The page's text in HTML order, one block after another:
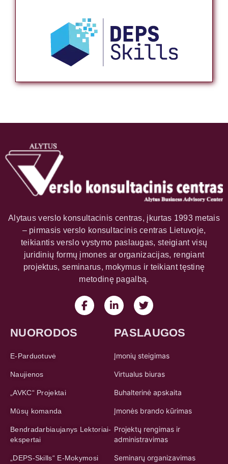
Alytaus verslo konsultacinis centras, įkurtas 1993 metais
– pirmasis verslo konsultacinis centras Lietuvoje,
teikiantis verslo vystymo paslaugas, steigiant visų
juridinių formų įmones ar organizacijas, rengiant
projektus, seminarus, mokymus ir teikiant tęstinę
metodinę pagalbą.
NUORODOS
E-Parduotuvė
Naujienos
„AVKC“ Projektai
Mūsų komanda
Bendradarbiaujanys Lektoriai-
ekspertai
„DEPS-Skills“ E-Mokymosi
PASLAUGOS
Įmonių steigimas
Virtualus biuras
Buhalterinė apskaita
Įmonės brando kūrimas
Projektų rengimas ir
administravimas
Seminarų organizavimas